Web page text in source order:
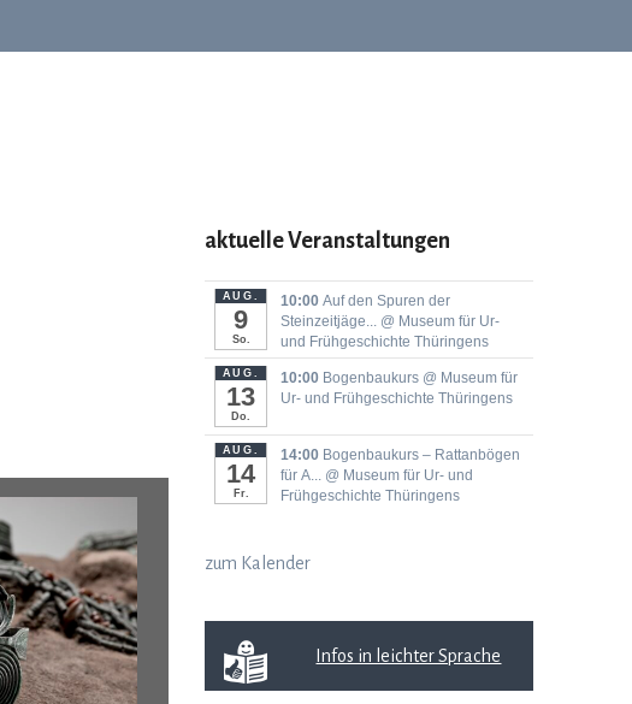
aktuelle Veranstaltungen
AUG.
9
So.
10:00 Auf den Spuren der
Steinzeitjäge... @ Museum für Ur-
und Frühgeschichte Thüringens
AUG.
13
Do.
10:00 Bogenbaukurs @ Museum für
Ur- und Frühgeschichte Thüringens
AUG.
14
Fr.
14:00 Bogenbaukurs ‒ Rattanbögen
für A... @ Museum für Ur- und
Frühgeschichte Thüringens
zum Kalender
Infos in leichter Sprache